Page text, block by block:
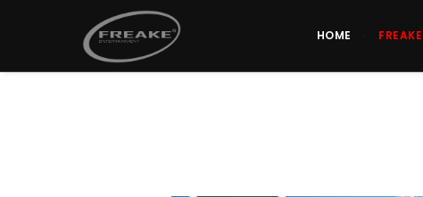
HOME FREAKE